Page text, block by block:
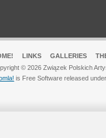
LINKS GALLERIES
© 2026 Związek Polskich
is Free Software released